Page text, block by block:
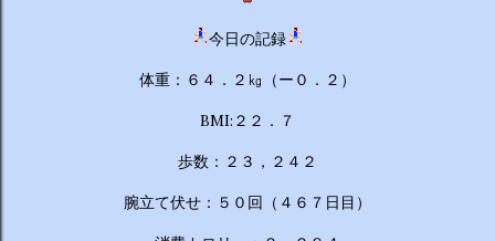
今日の記録
体重：６４．２㎏（ー０．２）
BMI:２２．７
歩数：２３，２４２
腕立て伏せ：５０回（４６７日目）